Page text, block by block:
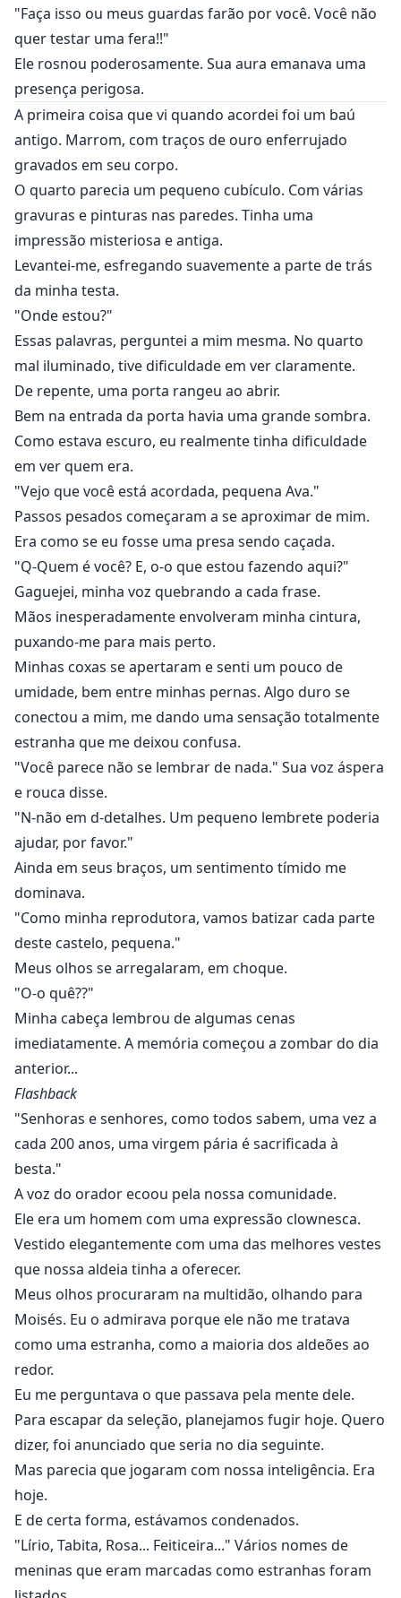
"Faça isso ou meus guardas farão por você. Você não
quer testar uma fera!!"
Ele rosnou poderosamente. Sua aura emanava uma
presença perigosa.
A primeira coisa que vi quando acordei foi um baú
antigo. Marrom, com traços de ouro enferrujado
gravados em seu corpo.
O quarto parecia um pequeno cubículo. Com várias
gravuras e pinturas nas paredes. Tinha uma
impressão misteriosa e antiga.
Levantei-me, esfregando suavemente a parte de trás
da minha testa.
"Onde estou?"
Essas palavras, perguntei a mim mesma. No quarto
mal iluminado, tive dificuldade em ver claramente.
De repente, uma porta rangeu ao abrir.
Bem na entrada da porta havia uma grande sombra.
Como estava escuro, eu realmente tinha dificuldade
em ver quem era.
"Vejo que você está acordada, pequena Ava."
Passos pesados começaram a se aproximar de mim.
Era como se eu fosse uma presa sendo caçada.
"Q-Quem é você? E, o-o que estou fazendo aqui?"
Gaguejei, minha voz quebrando a cada frase.
Mãos inesperadamente envolveram minha cintura,
puxando-me para mais perto.
Minhas coxas se apertaram e senti um pouco de
umidade, bem entre minhas pernas. Algo duro se
conectou a mim, me dando uma sensação totalmente
estranha que me deixou confusa.
"Você parece não se lembrar de nada." Sua voz áspera
e rouca disse.
"N-não em d-detalhes. Um pequeno lembrete poderia
ajudar, por favor."
Ainda em seus braços, um sentimento tímido me
dominava.
"Como minha reprodutora, vamos batizar cada parte
deste castelo, pequena."
Meus olhos se arregalaram, em choque.
"O-o quê??"
Minha cabeça lembrou de algumas cenas
imediatamente. A memória começou a zombar do dia
anterior...
Flashback
"Senhoras e senhores, como todos sabem, uma vez a
cada 200 anos, uma virgem pária é sacrificada à
besta."
A voz do orador ecoou pela nossa comunidade.
Ele era um homem com uma expressão clownesca.
Vestido elegantemente com uma das melhores vestes
que nossa aldeia tinha a oferecer.
Meus olhos procuraram na multidão, olhando para
Moisés. Eu o admirava porque ele não me tratava
como uma estranha, como a maioria dos aldeões ao
redor.
Eu me perguntava o que passava pela mente dele.
Para escapar da seleção, planejamos fugir hoje. Quero
dizer, foi anunciado que seria no dia seguinte.
Mas parecia que jogaram com nossa inteligência. Era
hoje.
E de certa forma, estávamos condenados.
"Lírio, Tabita, Rosa... Feiticeira..." Vários nomes de
meninas que eram marcadas como estranhas foram